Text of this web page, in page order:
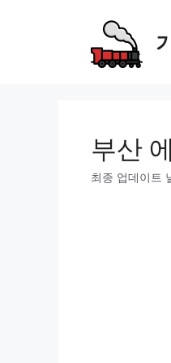
부산
최종 업데이트